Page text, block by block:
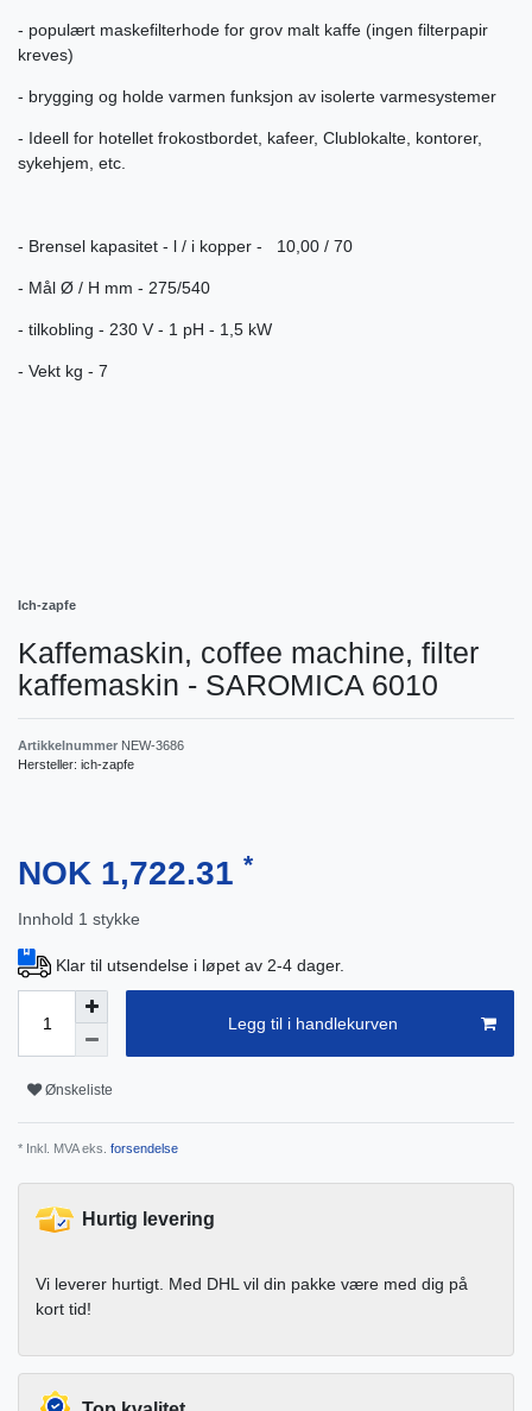
- populært maskefilterhode for grov malt kaffe (ingen filterpapir
kreves)
- brygging og holde varmen funksjon av isolerte varmesystemer
- Ideell for hotellet frokostbordet, kafeer, Clublokalte, kontorer,
sykehjem, etc.
- Brensel kapasitet - l / i kopper - 10,00 / 70
- Mål Ø / H mm - 275/540
- tilkobling - 230 V - 1 pH - 1,5 kW
- Vekt kg - 7
Ich-zapfe
Kaffemaskin, coffee machine, filter
kaffemaskin - SAROMICA 6010
Artikkelnummer NEW-3686
Hersteller: ich-zapfe
NOK 1,722.31 *
Innhold 1 stykke
Klar til utsendelse i løpet av 2-4 dager.
Legg til i handlekurven
Ønskeliste
* Inkl. MVA eks. forsendelse
Hurtig levering
Vi leverer hurtigt. Med DHL vil din pakke være med dig på
kort tid!